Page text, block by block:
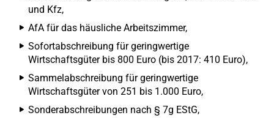
und Kfz,
AfA für das häusliche Arbeitszimmer,
Sofortabschreibung für geringwertige
Wirtschaftsgüter bis 800 Euro (bis 2017: 410 Euro),
Sammelabschreibung für geringwertige
Wirtschaftsgüter von 251 bis 1.000 Euro,
Sonderabschreibungen nach § 7g EStG,